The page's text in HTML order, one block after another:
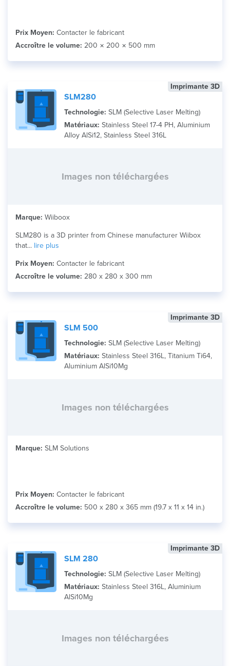
Prix Moyen: Contacter le fabricant
Accroître le volume: 200 × 200 × 500 mm
Imprimante 3D
SLM280
Technologie: SLM (Selective Laser Melting)
Matériaux: Stainless Steel 17-4 PH, Aluminium
Alloy AlSi12, Stainless Steel 316L
Images non téléchargées
Marque: Wiiboox
SLM280 is a 3D printer from Chinese manufacturer Wiibox
that... lire plus
Prix Moyen: Contacter le fabricant
Accroître le volume: 280 x 280 x 300 mm
Imprimante 3D
SLM 500
Technologie: SLM (Selective Laser Melting)
Matériaux: Stainless Steel 316L, Titanium Ti64,
Aluminium AlSi10Mg
Images non téléchargées
Marque: SLM Solutions
Prix Moyen: Contacter le fabricant
Accroître le volume: 500 x 280 x 365 mm (19.7 x 11 x 14 in.)
Imprimante 3D
SLM 280
Technologie: SLM (Selective Laser Melting)
Matériaux: Stainless Steel 316L, Aluminium
AlSi10Mg
Images non téléchargées